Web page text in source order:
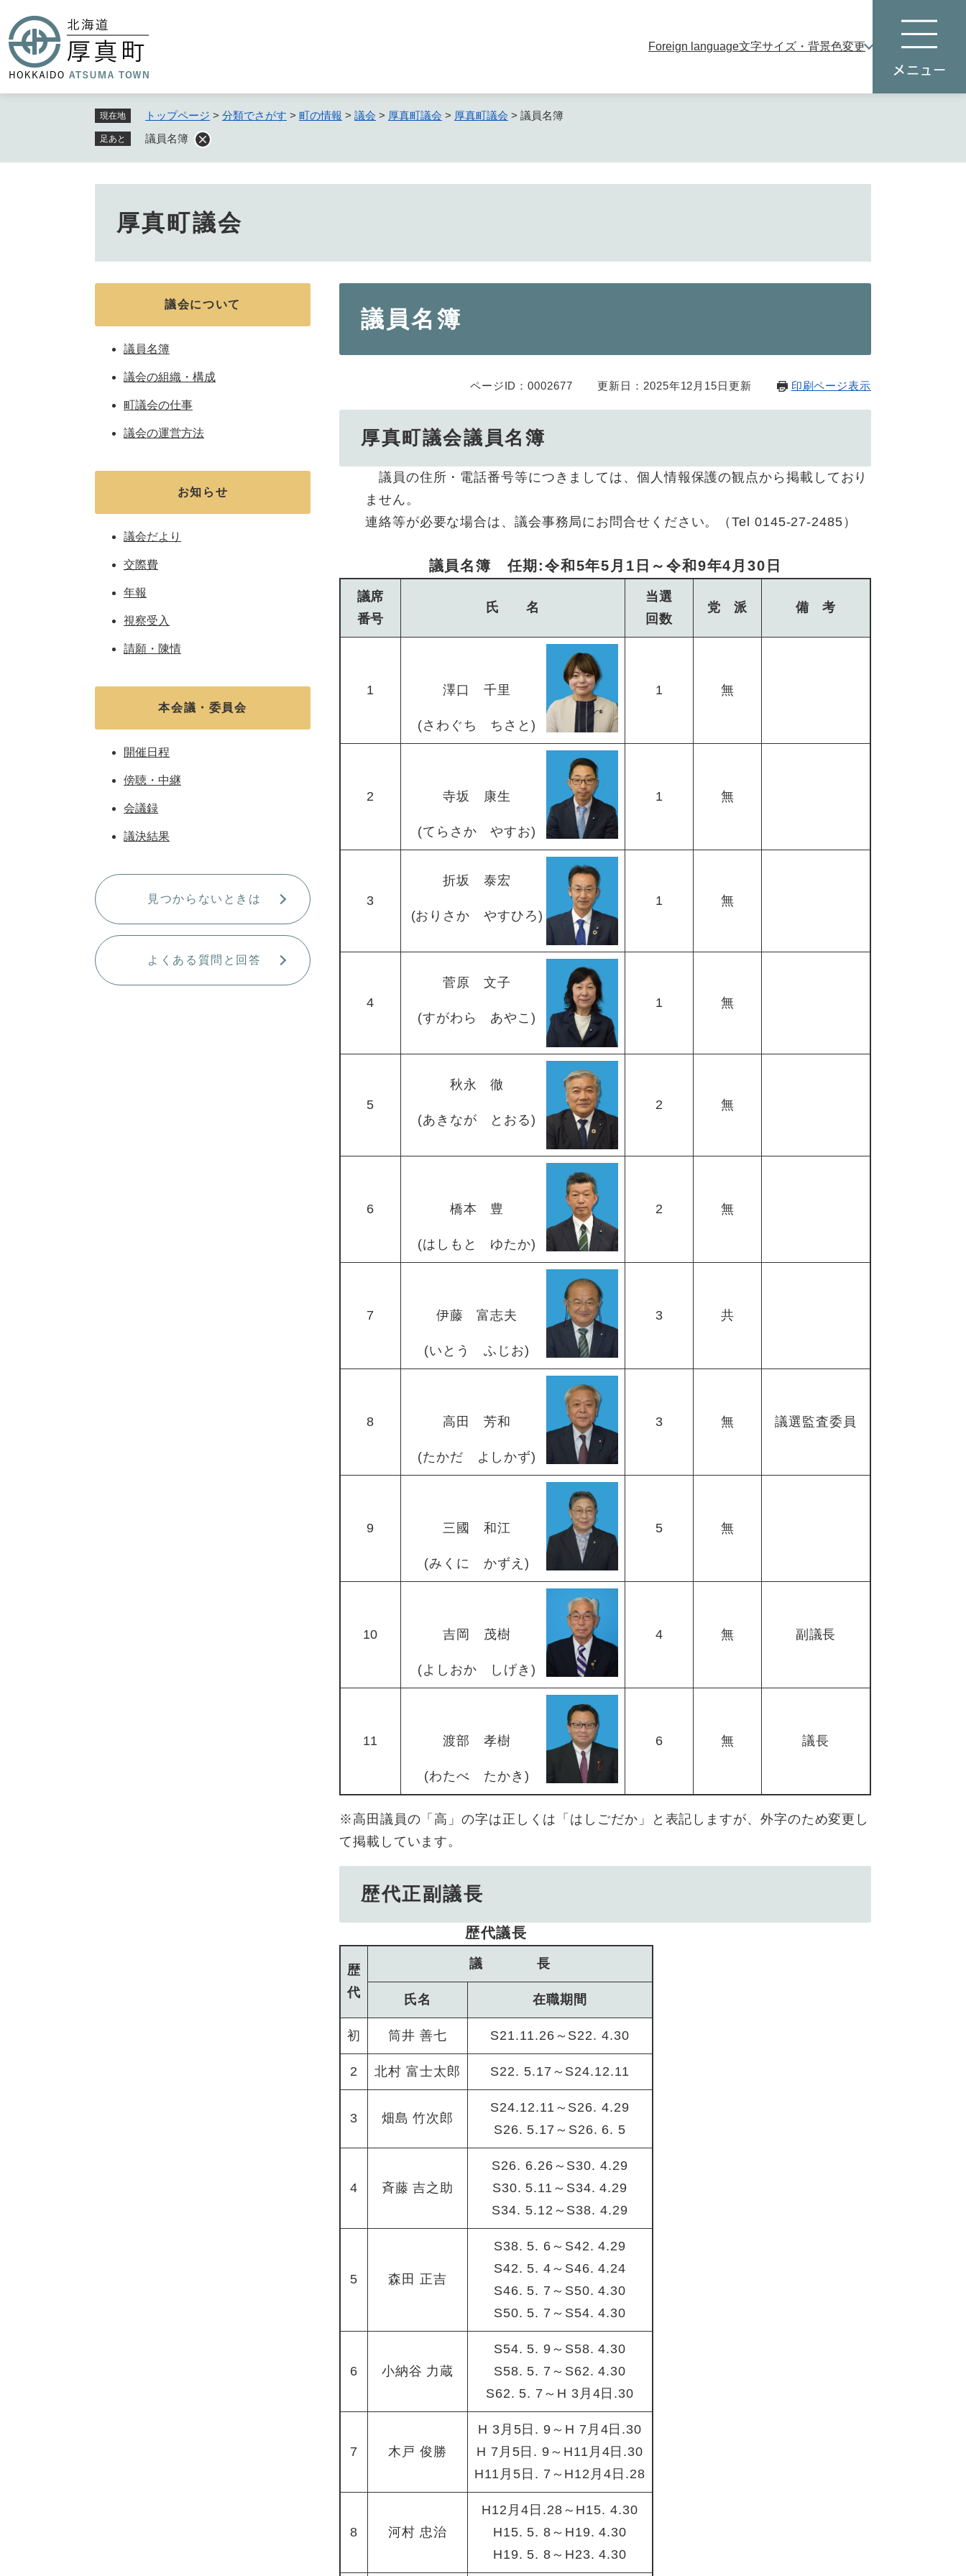
ジ
先
頭
本
Foreign language文字サイズ・背景色変更
現在地 トップページ > 分類でさがす > 町の情報 > 議会 > 厚真町議会 > 厚真町議会 > 議員名簿
足あと 議員名簿
厚真町議会
議員名簿
ページID：0002677 更新日：2025年12月15日更新 印刷ページ表示
厚真町議会議員名簿​
議員の住所・電話番号等につきましては、個人情報保護の観点から掲載しており
ません。
連絡等が必要な場合は、議会事務局にお問合せください。（Tel 0145-27-2485）​
議員名簿 任期:令和5年5月1日～令和9年4月30日
議席
番号
氏 名
当選
回数
党 派 備 考
1 澤口 千里
(さわぐち ちさと)
1 無
2 寺坂 康生
(てらさか やすお)
1 無
3
折坂 泰宏
(おりさか やすひろ)
1 無
4
菅原 文子
​(すがわら あやこ)
1 無
5
秋永 徹
(あきなが とおる)
2 無
6 橋本 豊
(はしもと ゆたか)
2 無
7 伊藤 富志夫
(いとう ふじお)
3 共
8 高田 芳和
(たかだ よしかず)
3 無 議選監査委員
9 三國 和江
(みくに かずえ)
5 無
10 吉岡 茂樹
(よしおか しげき)
4 無 副議長
11 渡部 孝樹
(わたべ たかき)
6 無 議長
※高田議員の「高」の字は正しくは「はしごだか」と表記しますが、外字のため変更し
て掲載しています。
歴代正副議長
歴代議長
歴
代
議 長
氏名 在職期間
初 筒井 善七 S21.11.26～S22. 4.30
2 北村 富士太郎 S22. 5.17～S24.12.11
3 畑島 竹次郎
S24.12.11～S26. 4.29
S26. 5.17～S26. 6. 5
4 斉藤 吉之助
S26. 6.26～S30. 4.29
S30. 5.11～S34. 4.29
S34. 5.12～S38. 4.29
5 森田 正吉
S38. 5. 6～S42. 4.29
S42. 5. 4～S46. 4.24
S46. 5. 7～S50. 4.30
S50. 5. 7～S54. 4.30
6 小納谷 力蔵
S54. 5. 9～S58. 4.30
S58. 5. 7～S62. 4.30
S62. 5. 7～H 3月4日.30
7 木戸 俊勝
H 3月5日. 9～H 7月4日.30
H 7月5日. 9～H11月4日.30
H11月5日. 7～H12月4日.28
8 河村 忠治
H12月4日.28～H15. 4.30
H15. 5. 8～H19. 4.30
H19. 5. 8～H23. 4.30
議会について
議員名簿
議会の組織・構成
町議会の仕事
議会の運営方法
お知らせ
議会だより
交際費
年報
視察受入
請願・陳情
本会議・委員会
開催日程
傍聴・中継
会議録
議決結果
見つからないときは
よくある質問と回答